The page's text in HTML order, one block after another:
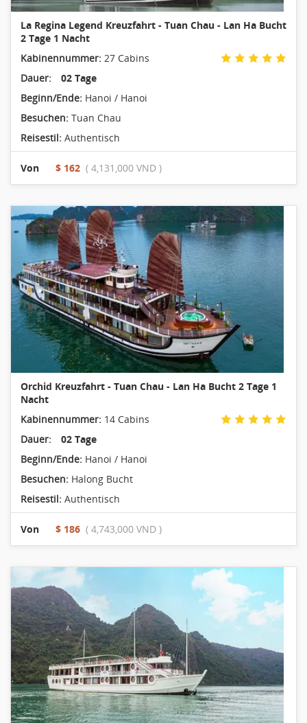
La Regina Legend Kreuzfahrt - Tuan Chau - Lan Ha Bucht
2 Tage 1 Nacht
Kabinennummer: 27 Cabins
Dauer:
02 Tage
Beginn/Ende: Hanoi / Hanoi
Besuchen: Tuan Chau
Reisestil: Authentisch
Von $ 162 ( 4,131,000 VND )
Orchid Kreuzfahrt - Tuan Chau - Lan Ha Bucht 2 Tage 1
Nacht
Kabinennummer: 14 Cabins
Dauer:
02 Tage
Beginn/Ende: Hanoi / Hanoi
Besuchen: Halong Bucht
Reisestil: Authentisch
Von $ 186 ( 4,743,000 VND )